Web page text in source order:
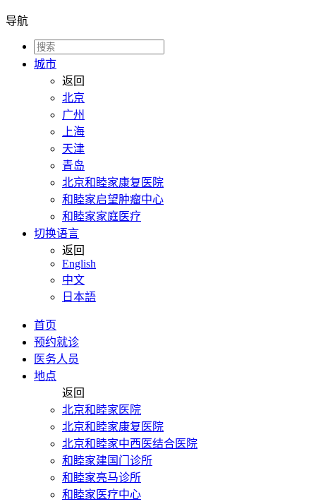
导航
城市
返回
北京
广州
上海
天津
青岛
北京和睦家康复医院
和睦家启望肿瘤中心
和睦家家庭医疗
切换语言
返回
English
中文
日本語
首页
预约就诊
医务人员
地点
返回
北京和睦家医院
北京和睦家康复医院
北京和睦家中西医结合医院
和睦家建国门诊所
和睦家亮马诊所
和睦家医疗中心